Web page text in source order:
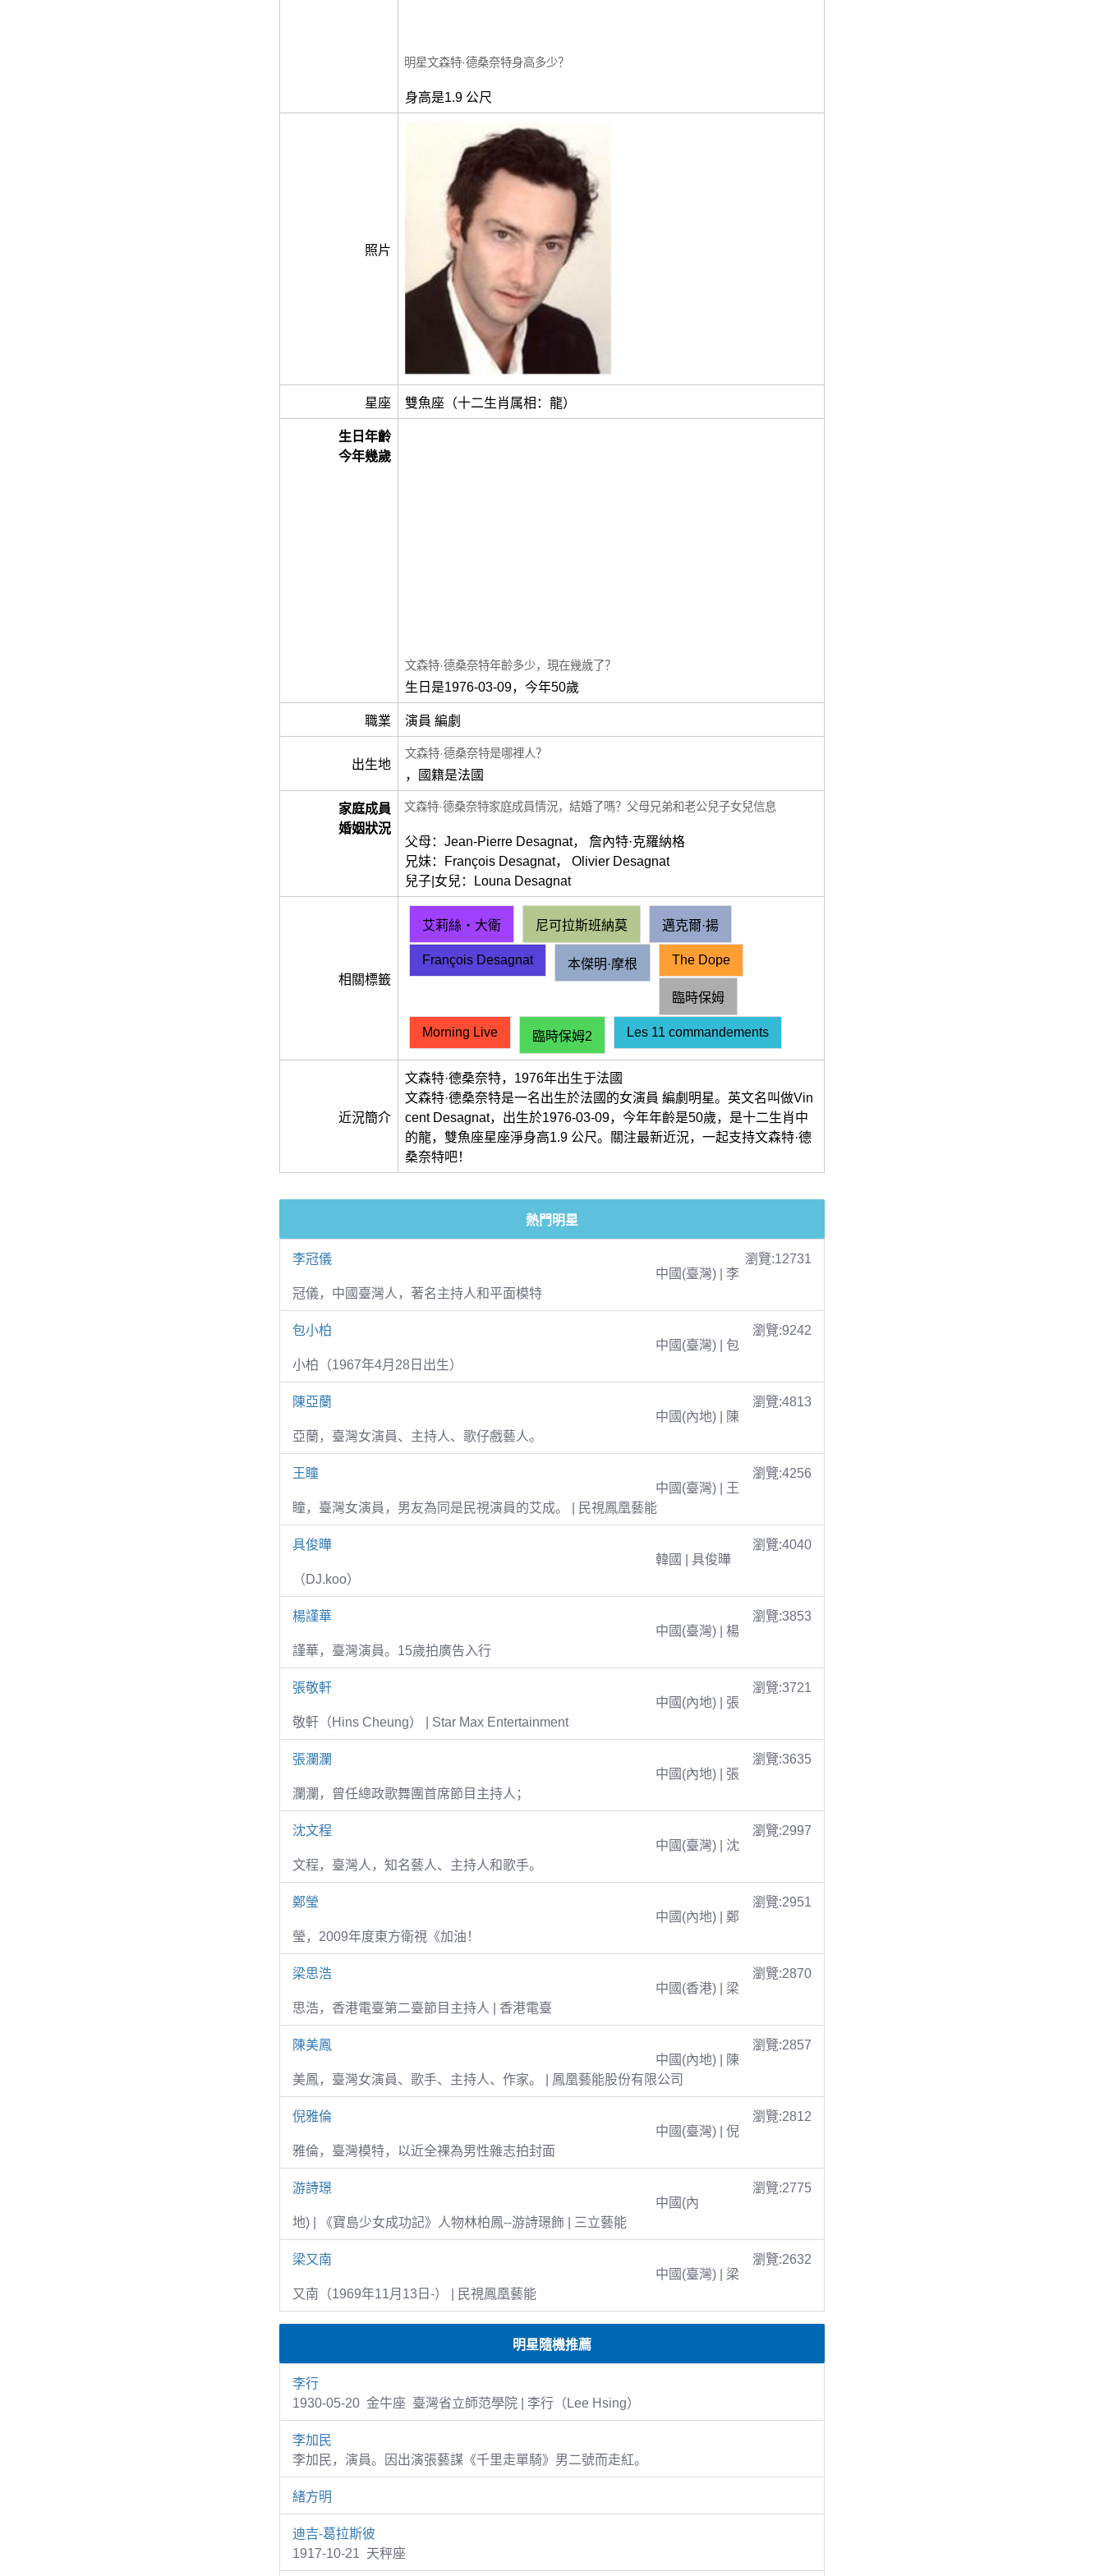
明星文森特·德桑奈特身高多少？
身高是1.9 公尺
照片
星座 雙魚座（十二生肖属相：龍）
生日年齡
今年幾歲
文森特·德桑奈特年齡多少，現在幾歲了？
生日是1976-03-09，今年50歲
職業 演員 編劇
出生地
文森特·德桑奈特是哪裡人？
，國籍是法國
家庭成員
婚姻狀況
文森特·德桑奈特家庭成員情況，結婚了嗎？父母兄弟和老公兒子女兒信息
父母：Jean-Pierre Desagnat， 詹內特·克羅納格
兄妹：François Desagnat， Olivier Desagnat
兒子|女兒：Louna Desagnat
相關標籤
艾莉絲・大衛 尼可拉斯班納莫 邁克爾·揚
François Desagnat 本傑明·摩根 The Dope
臨時保姆
Morning Live 臨時保姆2 Les 11 commandements
近況簡介
文森特·德桑奈特，1976年出生于法國
文森特·德桑奈特是一名出生於法國的女演員 編劇明星。英文名叫做Vin
cent Desagnat，出生於1976-03-09，今年年齡是50歲，是十二生肖中
的龍，雙魚座星座淨身高1.9 公尺。關注最新近況，一起支持文森特·德
桑奈特吧！
熱門明星
李冠儀
瀏覽:12731
中國(臺灣) | 李
冠儀，中國臺灣人，著名主持人和平面模特
包小柏
瀏覽:9242
中國(臺灣) | 包
小柏（1967年4月28日出生）
陳亞蘭
瀏覽:4813
中國(內地) | 陳
亞蘭，臺灣女演員、主持人、歌仔戲藝人。
王瞳
瀏覽:4256
中國(臺灣) | 王
瞳，臺灣女演員，男友為同是民視演員的艾成。 | 民視鳳凰藝能
具俊曄
瀏覽:4040
韓國 | 具俊曄
（DJ.koo）
楊謹華
瀏覽:3853
中國(臺灣) | 楊
謹華，臺灣演員。15歲拍廣告入行
張敬軒
瀏覽:3721
中國(內地) | 張
敬軒（Hins Cheung） | Star Max Entertainment
張瀾瀾
瀏覽:3635
中國(內地) | 張
瀾瀾，曾任總政歌舞團首席節目主持人；
沈文程
瀏覽:2997
中國(臺灣) | 沈
文程，臺灣人，知名藝人、主持人和歌手。
鄭瑩
瀏覽:2951
中國(內地) | 鄭
瑩，2009年度東方衛視《加油！
梁思浩
瀏覽:2870
中國(香港) | 梁
思浩，香港電臺第二臺節目主持人 | 香港電臺
陳美鳳
瀏覽:2857
中國(內地) | 陳
美鳳，臺灣女演員、歌手、主持人、作家。 | 鳳凰藝能股份有限公司
倪雅倫
瀏覽:2812
中國(臺灣) | 倪
雅倫，臺灣模特，以近全裸為男性雜志拍封面
游詩璟
瀏覽:2775
中國(內
地) | 《寶島少女成功記》人物林柏鳳--游詩璟飾 | 三立藝能
梁又南
瀏覽:2632
中國(臺灣) | 梁
又南（1969年11月13日-） | 民視鳳凰藝能
明星隨機推薦
李行
1930-05-20 金牛座 臺灣省立師范學院 | 李行（Lee Hsing）
李加民
李加民，演員。因出演張藝謀《千里走單騎》男二號而走紅。
緒方明
迪吉-葛拉斯彼
1917-10-21 天秤座